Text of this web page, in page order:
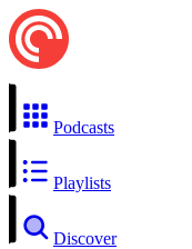
Podcasts
Playlists
Discover